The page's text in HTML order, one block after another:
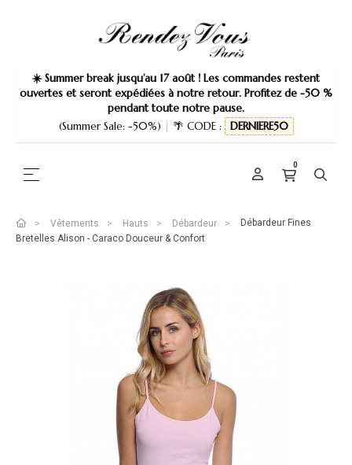
☀️ Summer break jusqu’au 17 août ! Les commandes restent
ouvertes et seront expédiées à notre retour. Profitez de -50 %
pendant toute notre pause.
(Summer Sale: -50%) | 🌴 CODE : DERNIERE50
Basculer la navigation
☰
0
Vêtements Hauts Débardeur
Débardeur Fines
Bretelles Alison - Caraco Douceur & Confort